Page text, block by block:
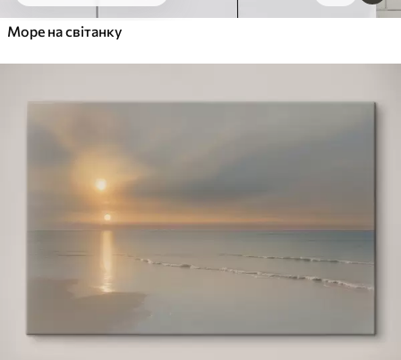
Море на світанку